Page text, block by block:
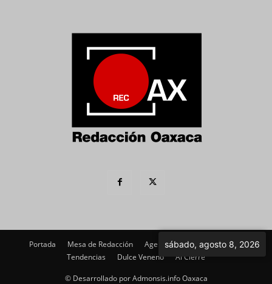
Portada Mesa de Redacción Agenda Política
Imagen
Tendencias
Dulce Veneno Al Cierre
© Desarrollado por Admonsis.info Oaxaca
sábado, agosto 8, 2026